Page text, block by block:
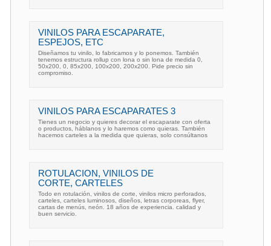
VINILOS PARA ESCAPARATE,
ESPEJOS, ETC
Diseñamos tu vinilo, lo fabricamos y lo ponemos. También
tenemos estructura rollup con lona o sin lona de medida 0,
50x200, 0, 85x200, 100x200, 200x200. Pide precio sin
compromiso.
VINILOS PARA ESCAPARATES 3
Tienes un negocio y quieres decorar el escaparate con oferta
o productos, háblanos y lo haremos como quieras. También
hacemos carteles a la medida que quieras, solo consúltanos
ROTULACION, VINILOS DE
CORTE, CARTELES
Todo en rotulación, vinilos de corte, vinilos micro perforados,
carteles, carteles luminosos, diseños, letras corporeas, flyer,
cartas de menús, neón. 18 años de experiencia. calidad y
buen servicio.